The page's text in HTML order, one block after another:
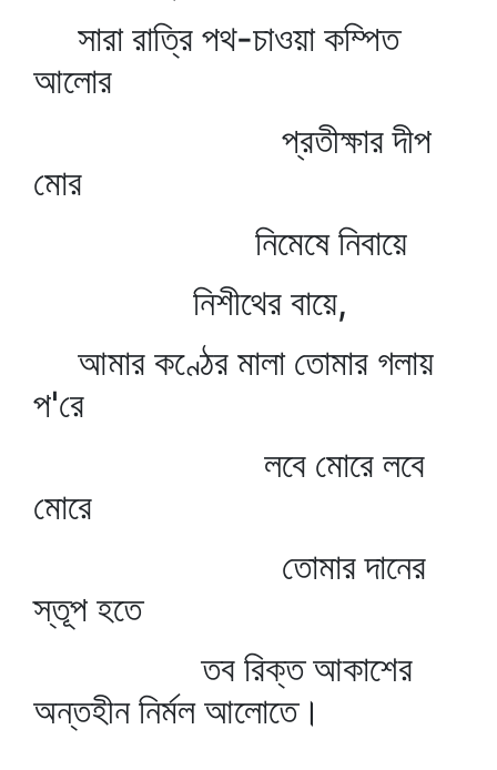
সারা রাত্রি পথ-চাওয়া কম্পিত
আলোর
প্রতীক্ষার দীপ
মোর
নিমেষে নিবায়ে
নিশীথের বায়ে,
আমার কণ্ঠের মালা তোমার গলায়
প'রে
লবে মোরে লবে
মোরে
তোমার দানের
স্তূপ হতে
তব রিক্ত আকাশের
অন্তহীন নির্মল আলোতে।